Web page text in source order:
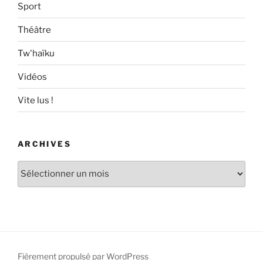
Sport
Théâtre
Tw'haïku
Vidéos
Vite lus !
ARCHIVES
Archives
Fièrement propulsé par WordPress